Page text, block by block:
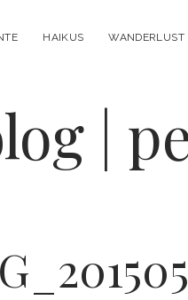
HAIKUS WANDERLUST
|